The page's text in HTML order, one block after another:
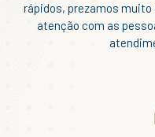
rápidos, prezamos
atenção com as